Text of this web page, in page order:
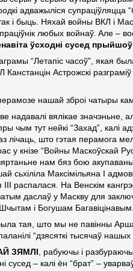
адважыліся супраціўляцца
і быць. Няхай войны ВКЛ і
любых войнаў. Але –
ўсходні сусед
“Летапіс часоў”, якая
Астрожскі
нашай зброі чатыры
надавалі вялікае
чым тут нейкі “Захад”, калі
лічаць, што гэтая перамога
у кнізе “Войны Маскоўскай
нам бяз бою
Максімільяна І
ІІІ распалася. На Венскім
даслаў у Маскву для
і Богушам Багавіцінавым.
тая, што мы не павінны
“дзясяткі тысячаў нашых
ЗЯМЛІ , рабуючы і
сусед – калі ён “брат” –